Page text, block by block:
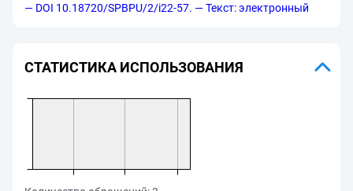
— DOI 10.18720/SPBPU/2/i22-57. — Текст: электронный
СТАТИСТИКА ИСПОЛЬЗОВАНИЯ